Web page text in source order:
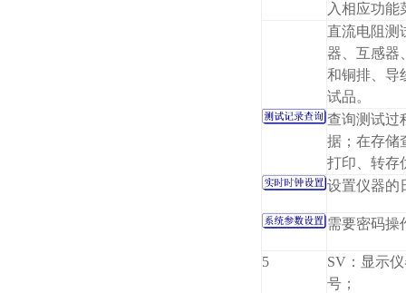
入相应功能
直流电阻测
器、互感器
和铜排、导
试品。
查询测试过
据；在存储
打印、转存
设置仪器的
需要密码操
5
SV：显示
号；